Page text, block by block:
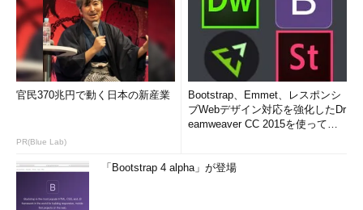
官民370兆円で動く日本の新産業
PR(Blue Lab)
Bootstrap、Emmet、レスポンシ
ブWebデザイン対応を強化したDr
eamweaver CC 2015を使って
「Bootstrap 4 alpha」が登場